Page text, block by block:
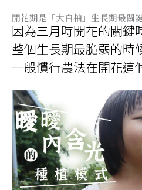
開花期是「大白柚」生長期最關
因為三月時開花的關鍵
整個生長期最脆弱的時
一般慣行農法在開花